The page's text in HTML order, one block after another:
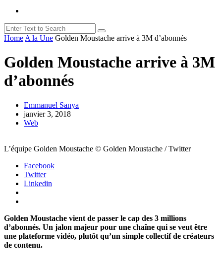
Home A la Une Golden Moustache arrive à 3M d’abonnés
Golden Moustache arrive à 3M
d’abonnés
Emmanuel Sanya
janvier 3, 2018
Web
L’équipe Golden Moustache © Golden Moustache / Twitter
Facebook
Twitter
Linkedin
Golden Moustache vient de passer le cap des 3 millions
d’abonnés. Un jalon majeur pour une chaîne qui se veut être
une plateforme vidéo, plutôt qu’un simple collectif de créateurs
de contenu.